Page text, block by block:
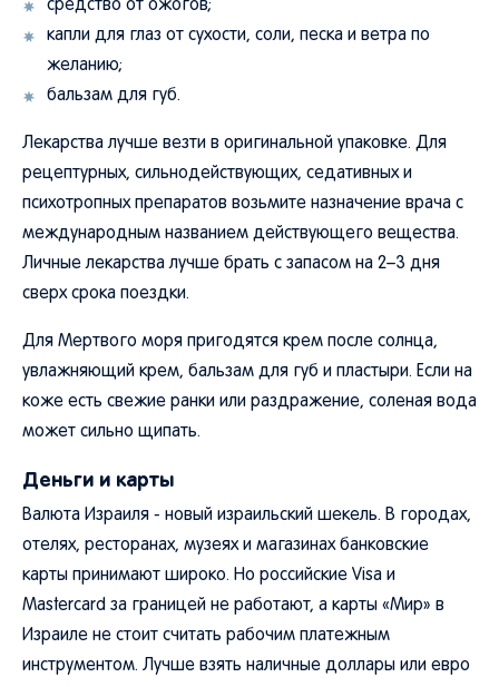
средство от ожогов;
капли для глаз от сухости, соли, песка и ветра по
желанию;
бальзам для губ.
Лекарства лучше везти в оригинальной упаковке. Для
рецептурных, сильнодействующих, седативных и
психотропных препаратов возьмите назначение врача с
международным названием действующего вещества.
Личные лекарства лучше брать с запасом на 2–3 дня
сверх срока поездки.
Для Мертвого моря пригодятся крем после солнца,
увлажняющий крем, бальзам для губ и пластыри. Если на
коже есть свежие ранки или раздражение, соленая вода
может сильно щипать.
Деньги и карты
Валюта Израиля - новый израильский шекель. В городах,
отелях, ресторанах, музеях и магазинах банковские
карты принимают широко. Но российские Visa и
Mastercard за границей не работают, а карты «Мир» в
Израиле не стоит считать рабочим платежным
инструментом. Лучше взять наличные доллары или евро